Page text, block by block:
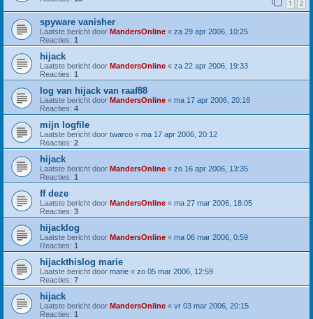
1 2
spyware vanisher
Laatste bericht door MandersOnline « za 29 apr 2006, 10:25
Reacties: 1
hijack
Laatste bericht door MandersOnline « za 22 apr 2006, 19:33
Reacties: 1
log van hijack van raaf88
Laatste bericht door MandersOnline « ma 17 apr 2006, 20:18
Reacties: 4
mijn logfile
Laatste bericht door twarco « ma 17 apr 2006, 20:12
Reacties: 2
hijack
Laatste bericht door MandersOnline « zo 16 apr 2006, 13:35
Reacties: 1
ff deze
Laatste bericht door MandersOnline « ma 27 mar 2006, 18:05
Reacties: 3
hijacklog
Laatste bericht door MandersOnline « ma 06 mar 2006, 0:59
Reacties: 1
hijackthislog marie
Laatste bericht door marie « zo 05 mar 2006, 12:59
Reacties: 7
hijack
Laatste bericht door MandersOnline « vr 03 mar 2006, 20:15
Reacties: 1